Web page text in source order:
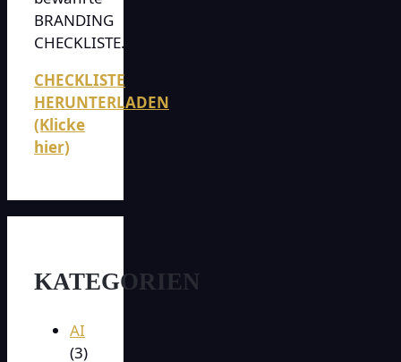
BRANDING
CHECKLISTE.
CHECKLISTE
HERUNTERLADEN
(Klicke
hier)
KATEGORIEN
AI
(3)